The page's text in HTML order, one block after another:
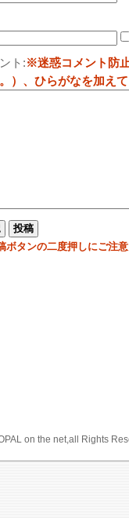
ト:※迷惑コメント防
。）、ひらがなを加え
ボタンの二度押しにご注
on the net,all Rights